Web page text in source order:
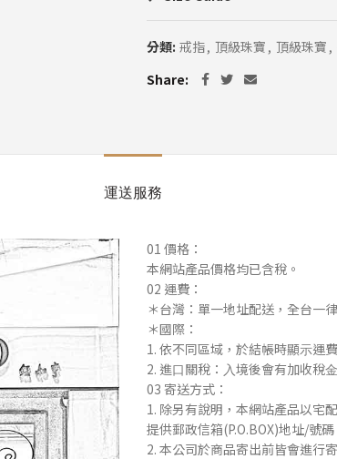
分類: 戒指, 頂級珠寶 , 頂級珠寶 ,
Share
運送服務
01 價格：
本網站產品價格均已含稅。
02 運費：
＊台灣：單⼀地址配送，全台⼀
＊國際：
1. 依不同區域，於結帳時顯⽰運
2. 進⼝關稅：⼊境後會有加收稅
03 寄送⽅式：
1. 除另有說明，本網站產品以宅
提供郵政信箱(P.O.BOX)地址/號
2. 本公司於商品寄出前皆會進⾏